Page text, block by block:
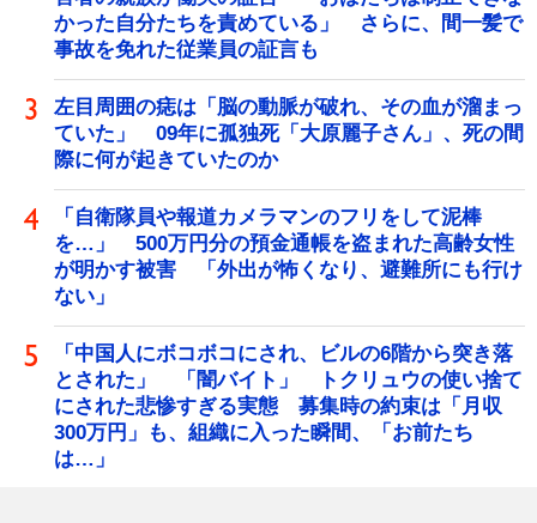
かった自分たちを責めている」 さらに、間一髪で
事故を免れた従業員の証言も
左目周囲の痣は「脳の動脈が破れ、その血が溜まっ
ていた」 09年に孤独死「大原麗子さん」、死の間
際に何が起きていたのか
「自衛隊員や報道カメラマンのフリをして泥棒
を…」 500万円分の預金通帳を盗まれた高齢女性
が明かす被害 「外出が怖くなり、避難所にも行け
ない」
「中国人にボコボコにされ、ビルの6階から突き落
とされた」 「闇バイト」 トクリュウの使い捨て
にされた悲惨すぎる実態 募集時の約束は「月収
300万円」も、組織に入った瞬間、「お前たち
は…」